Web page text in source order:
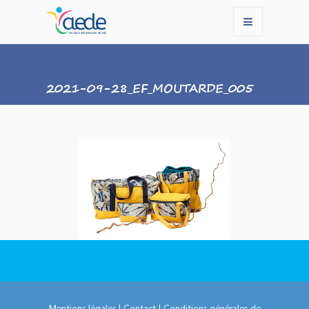
2021-09-28_EF_MOUTARDE_005